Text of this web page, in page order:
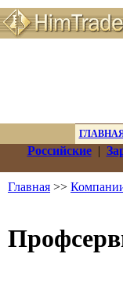
Российские|
Главная >>